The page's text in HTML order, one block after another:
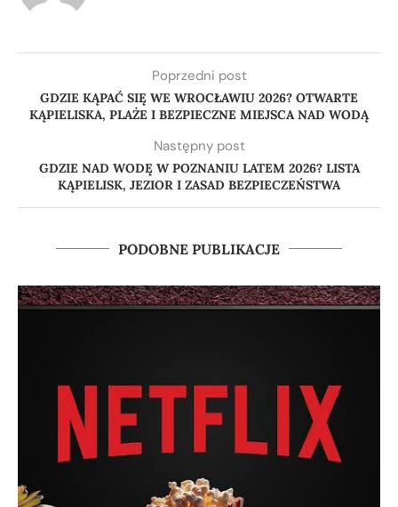
Poprzedni post
GDZIE KĄPAĆ SIĘ WE WROCŁAWIU 2026? OTWARTE
KĄPIELISKA, PLAŻE I BEZPIECZNE MIEJSCA NAD WODĄ
Następny post
GDZIE NAD WODĘ W POZNANIU LATEM 2026? LISTA
KĄPIELISK, JEZIOR I ZASAD BEZPIECZEŃSTWA
PODOBNE PUBLIKACJE